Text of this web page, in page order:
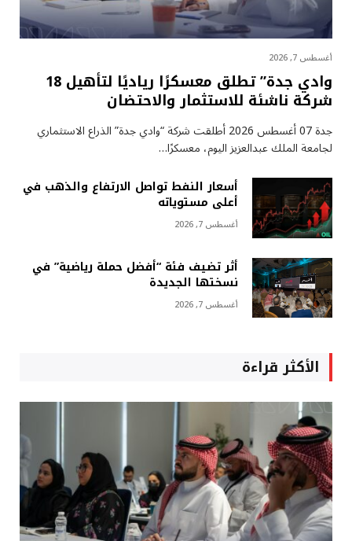
أغسطس 7, 2026
وادي جدة” تطلق معسكرًا رياديًا لتأهيل 18
شركة ناشئة للاستثمار والاحتضان
جدة 07 أغسطس 2026 أطلقت شركة “وادي جدة” الذراع الاستثماري
لجامعة الملك عبدالعزيز اليوم، معسكرًا…
أسعار النفط تواصل الارتفاع والذهب في
أعلى مستوياته
أغسطس 7, 2026
أثر تضيف فئة “أفضل حملة رياضية” في
نسختها الجديدة
أغسطس 7, 2026
الأكثر قراءة